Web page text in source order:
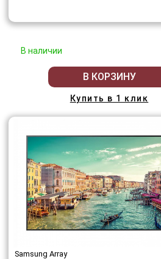
В наличии
В КОРЗИНУ
Купить в 1 клик
Samsung Array